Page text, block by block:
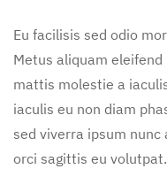
Eu facilisis sed odio
Metus aliquam
mattis molestie a
iaculis eu non diam
sed viverra ipsum
orci sagittis eu volutpat.